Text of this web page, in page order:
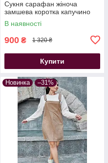
Сукня сарафан жіноча
замшева коротка капучино
В наявності
900 ₴ 1 320 ₴
Купити
Новинка –31%